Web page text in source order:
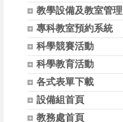
教學設備及教室管理
專科教室預約系統
科學競賽活動
科學教育活動
各式表單下載
設備組首頁
教務處首頁